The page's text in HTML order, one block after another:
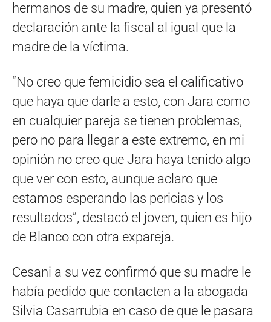
hermanos de su madre, quien ya presentó
declaración ante la fiscal al igual que la
madre de la víctima.
“No creo que femicidio sea el calificativo
que haya que darle a esto, con Jara como
en cualquier pareja se tienen problemas,
pero no para llegar a este extremo, en mi
opinión no creo que Jara haya tenido algo
que ver con esto, aunque aclaro que
estamos esperando las pericias y los
resultados”, destacó el joven, quien es hijo
de Blanco con otra expareja.
Cesani a su vez confirmó que su madre le
había pedido que contacten a la abogada
Silvia Casarrubia en caso de que le pasara